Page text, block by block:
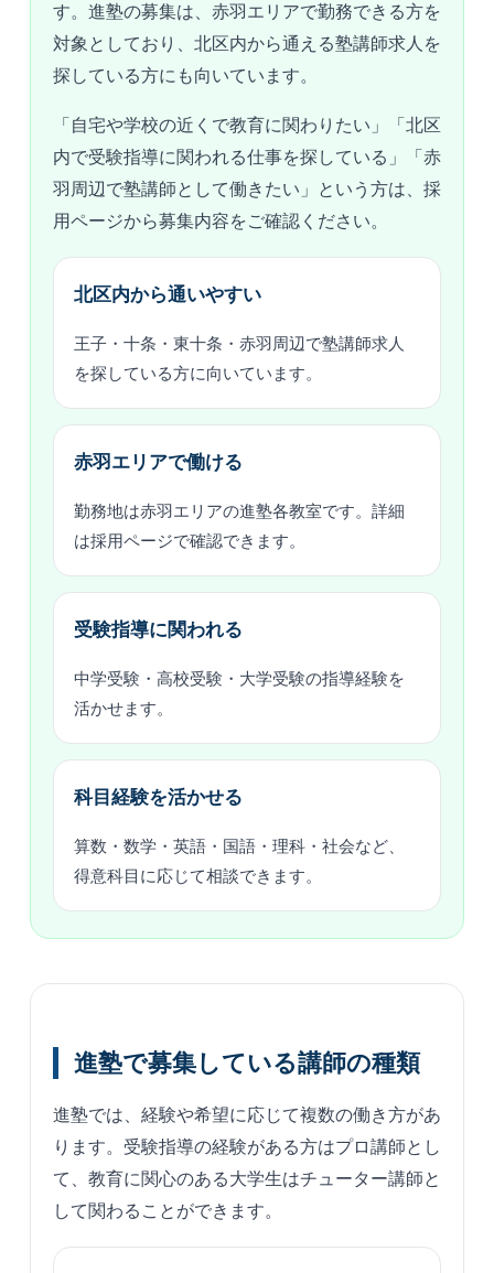
す。進塾の募集は、赤羽エリアで勤務できる方を
対象としており、北区内から通える塾講師求人を
探している方にも向いています。
「自宅や学校の近くで教育に関わりたい」「北区
内で受験指導に関われる仕事を探している」「赤
羽周辺で塾講師として働きたい」という方は、採
用ページから募集内容をご確認ください。
北区内から通いやすい
王子・十条・東十条・赤羽周辺で塾講師求人
を探している方に向いています。
赤羽エリアで働ける
勤務地は赤羽エリアの進塾各教室です。詳細
は採用ページで確認できます。
受験指導に関われる
中学受験・高校受験・大学受験の指導経験を
活かせます。
科目経験を活かせる
算数・数学・英語・国語・理科・社会など、
得意科目に応じて相談できます。
進塾で募集している講師の種類
進塾では、経験や希望に応じて複数の働き方があ
ります。受験指導の経験がある方はプロ講師とし
て、教育に関心のある大学生はチューター講師と
して関わることができます。